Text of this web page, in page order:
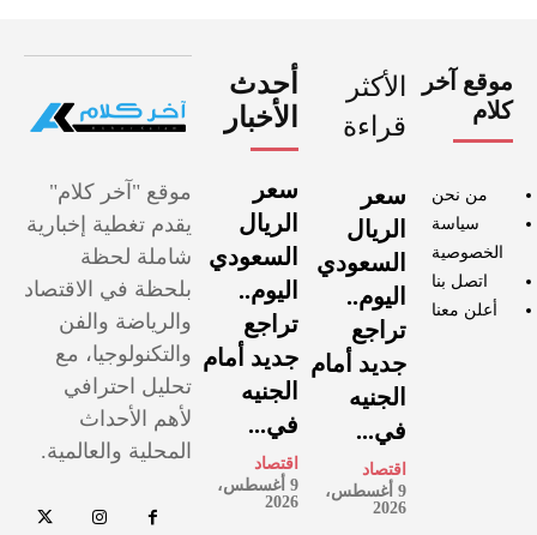
موقع آخر
كلام
من نحن
سياسة
الخصوصية
اتصل بنا
أعلن معنا
الأكثر
قراءة
سعر
الريال
السعودي
اليوم..
تراجع
جديد أمام
الجنيه
في...
اقتصاد
9 أغسطس،
2026
أحدث
الأخبار
سعر
الريال
السعودي
اليوم..
تراجع
جديد أمام
الجنيه
في...
اقتصاد
9 أغسطس،
2026
موقع "آخر كلام"
يقدم تغطية إخبارية
شاملة لحظة
بلحظة في الاقتصاد
والرياضة والفن
والتكنولوجيا، مع
تحليل احترافي
لأهم الأحداث
المحلية والعالمية.